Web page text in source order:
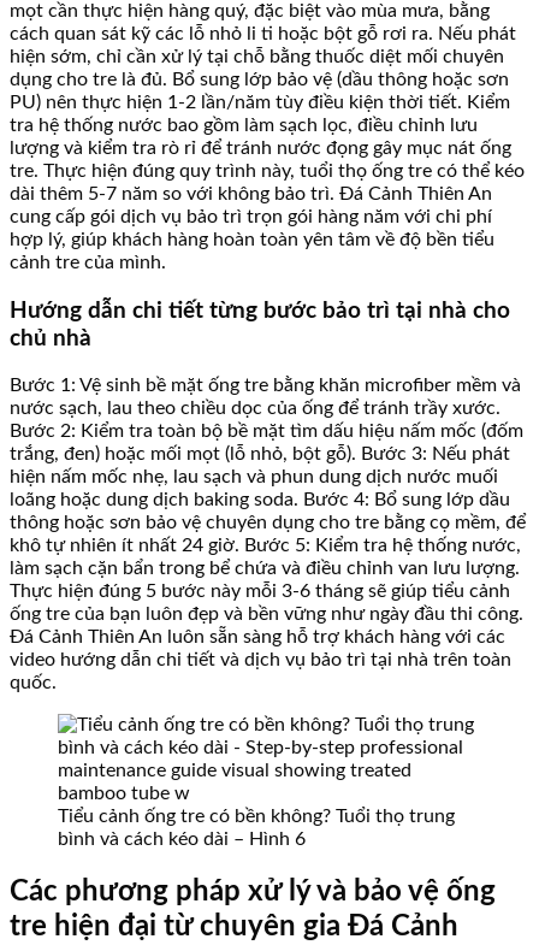
mọt cần thực hiện hàng quý, đặc biệt vào mùa mưa, bằng
cách quan sát kỹ các lỗ nhỏ li ti hoặc bột gỗ rơi ra. Nếu phát
hiện sớm, chỉ cần xử lý tại chỗ bằng thuốc diệt mối chuyên
dụng cho tre là đủ. Bổ sung lớp bảo vệ (dầu thông hoặc sơn
PU) nên thực hiện 1-2 lần/năm tùy điều kiện thời tiết. Kiểm
tra hệ thống nước bao gồm làm sạch lọc, điều chỉnh lưu
lượng và kiểm tra rò rỉ để tránh nước đọng gây mục nát ống
tre. Thực hiện đúng quy trình này, tuổi thọ ống tre có thể kéo
dài thêm 5-7 năm so với không bảo trì. Đá Cảnh Thiên An
cung cấp gói dịch vụ bảo trì trọn gói hàng năm với chi phí
hợp lý, giúp khách hàng hoàn toàn yên tâm về độ bền tiểu
cảnh tre của mình.
Hướng dẫn chi tiết từng bước bảo trì tại nhà cho
chủ nhà
Bước 1: Vệ sinh bề mặt ống tre bằng khăn microfiber mềm và
nước sạch, lau theo chiều dọc của ống để tránh trầy xước.
Bước 2: Kiểm tra toàn bộ bề mặt tìm dấu hiệu nấm mốc (đốm
trắng, đen) hoặc mối mọt (lỗ nhỏ, bột gỗ). Bước 3: Nếu phát
hiện nấm mốc nhẹ, lau sạch và phun dung dịch nước muối
loãng hoặc dung dịch baking soda. Bước 4: Bổ sung lớp dầu
thông hoặc sơn bảo vệ chuyên dụng cho tre bằng cọ mềm, để
khô tự nhiên ít nhất 24 giờ. Bước 5: Kiểm tra hệ thống nước,
làm sạch cặn bẩn trong bể chứa và điều chỉnh van lưu lượng.
Thực hiện đúng 5 bước này mỗi 3-6 tháng sẽ giúp tiểu cảnh
ống tre của bạn luôn đẹp và bền vững như ngày đầu thi công.
Đá Cảnh Thiên An luôn sẵn sàng hỗ trợ khách hàng với các
video hướng dẫn chi tiết và dịch vụ bảo trì tại nhà trên toàn
quốc.
Tiểu cảnh ống tre có bền không? Tuổi thọ trung
bình và cách kéo dài – Hình 6
Các phương pháp xử lý và bảo vệ ống
tre hiện đại từ chuyên gia Đá Cảnh